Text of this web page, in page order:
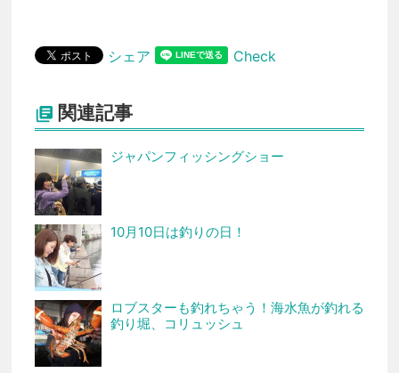
シェア Check
 関連記事
ジャパンフィッシングショー
10月10日は釣りの日！
ロブスターも釣れちゃう！海水魚が釣れる
釣り堀、コリュッシュ